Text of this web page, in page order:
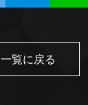
一覧に戻る